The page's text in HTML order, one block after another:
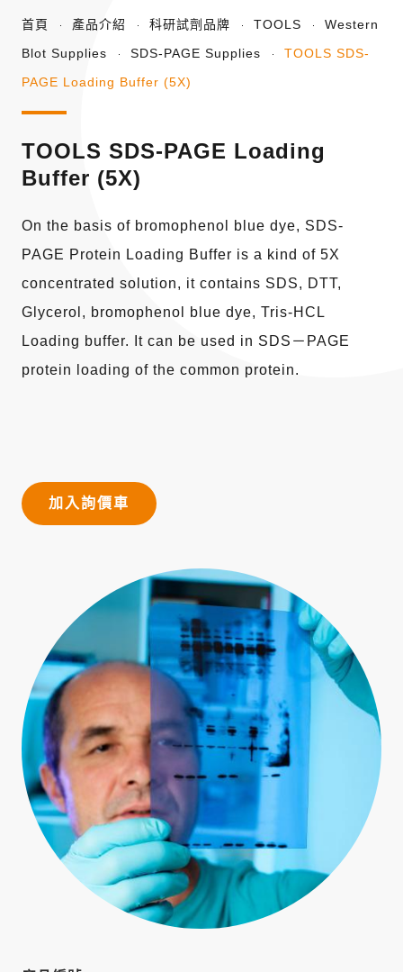
首頁 產品介紹 科研試劑品牌 TOOLS
Western
Blot Supplies
SDS-PAGE Supplies
TOOLS SDS-
PAGE Loading Buffer (5X)
TOOLS SDS-PAGE Loading
Buffer (5X)
On the basis of bromophenol blue dye, SDS-
PAGE Protein Loading Buffer is a kind of 5X
concentrated solution, it contains SDS, DTT,
Glycerol, bromophenol blue dye, Tris-HCL
Loading buffer. It can be used in SDS－PAGE
protein loading of the common protein.
加入詢價車